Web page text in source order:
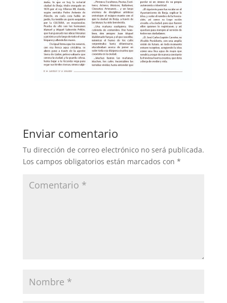
Enviar comentario
Tu dirección de correo electrónico no será publicada.
Los campos obligatorios están marcados con *